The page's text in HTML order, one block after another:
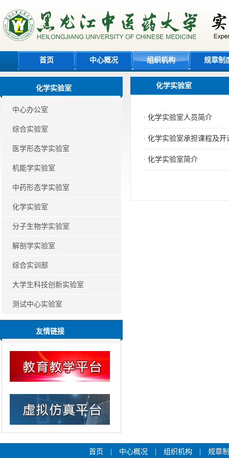
首页 中心概况 组织机构 规章制
化学实验室
中心办公室
综合实验室
医学形态学实验室
机能学实验室
中药形态学实验室
化学实验室
分子生物学实验室
解剖学实验室
综合实训部
大学生科技创新实验室
测试中心实验室
友情链接
化学实验室
· 化学实验室人员简介
· 化学实验室承担课程及开
· 化学实验室简介
首页 中心概况 组织机构 规章